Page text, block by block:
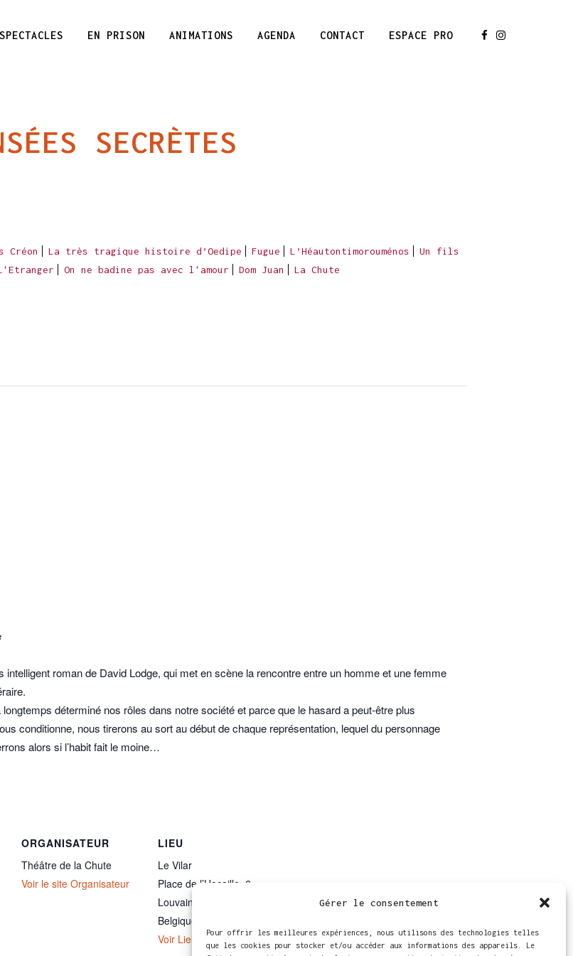
Gérer le consentement
Pour offrir les meilleures expériences, nous utilisons des technologies telles
que les cookies pour stocker et/ou accéder aux informations des appareils. Le
SPECTACLES EN PRISON ANIMATIONS AGENDA CONTACT ESPACE PRO
SECRÈTES
Créon La très tragique histoire d’Oedipe Fugue L’Héautontimorouménos
Un fils
On ne badine pas avec l'amour Dom Juan La Chute
roman de David Lodge, qui met en scène la rencontre entre un homme et une femme
déterminé nos rôles dans notre société et parce que le hasard a peut-être plus
conditionne, nous tirerons au sort au début de chaque représentation, lequel du personnage
alors si l’habit fait le moine…
ORGANISATEUR
Théâtre de la Chute
Voir le site Organisateur
LIEU
Le Vilar
Place de l’Hocaille, 6
Louvain-la-Neuve
Belgique
Voir Lieu site web